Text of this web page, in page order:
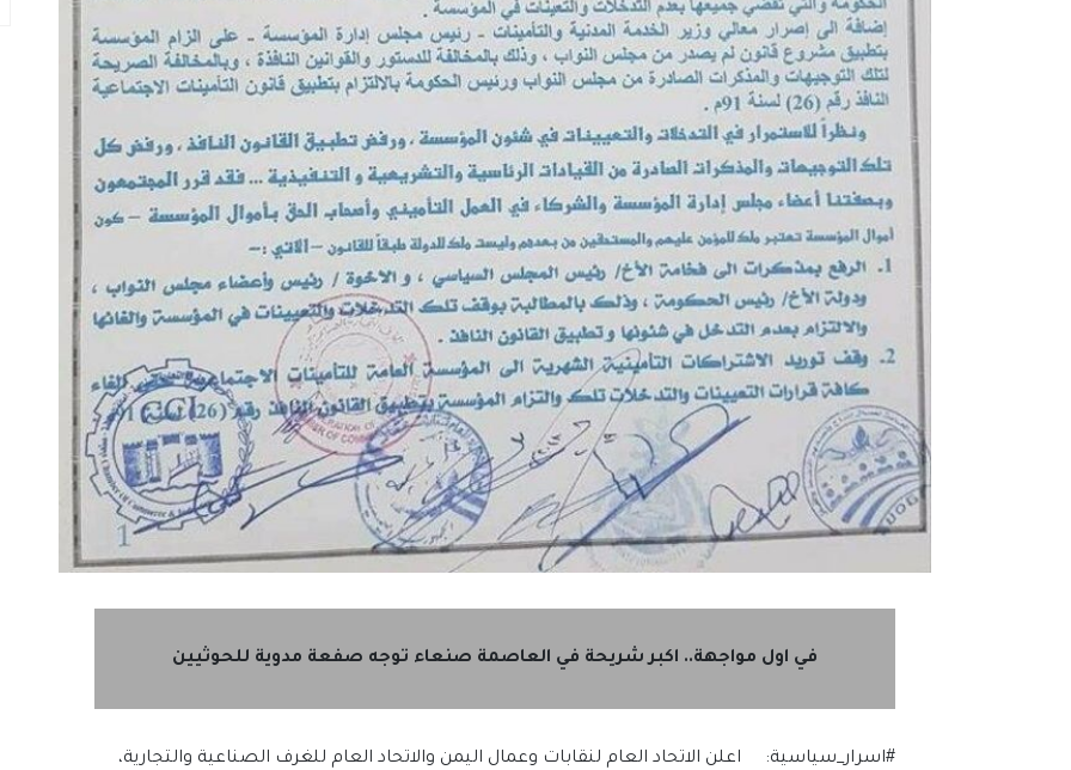
في اول مواجهة.. اكبر شريحة في العاصمة صنعاء توجه صفعة مدوية للحوثيين
#اسرار_سياسية: اعلن الاتحاد العام لنقابات وعمال اليمن والاتحاد العام للغرف الصناعية والتجارية،